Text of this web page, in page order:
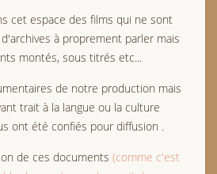
cet espace des films qui ne sont
à proprement parler mais
montés, sous titrés etc...
de notre production mais
trait à la langue ou la culture
ont été confiés pour diffusion .
de ces documents (comme c'est